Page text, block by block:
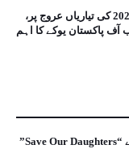
انگلینڈ میں یومِ آزادی پاکستان 2026 کی تیاریاں عروج پر،
پاکستان یوکے کا اہم
اقوام متحدہ ہیڈکوارٹر کے سامنے “Save Our Daughters”